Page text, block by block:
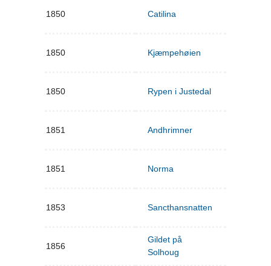
1850 Catilina
1850 Kjæmpehøien
1850 Rypen i Justedal
1851 Andhrimner
1851 Norma
1853 Sancthansnatten
1856
Gildet på
Solhoug